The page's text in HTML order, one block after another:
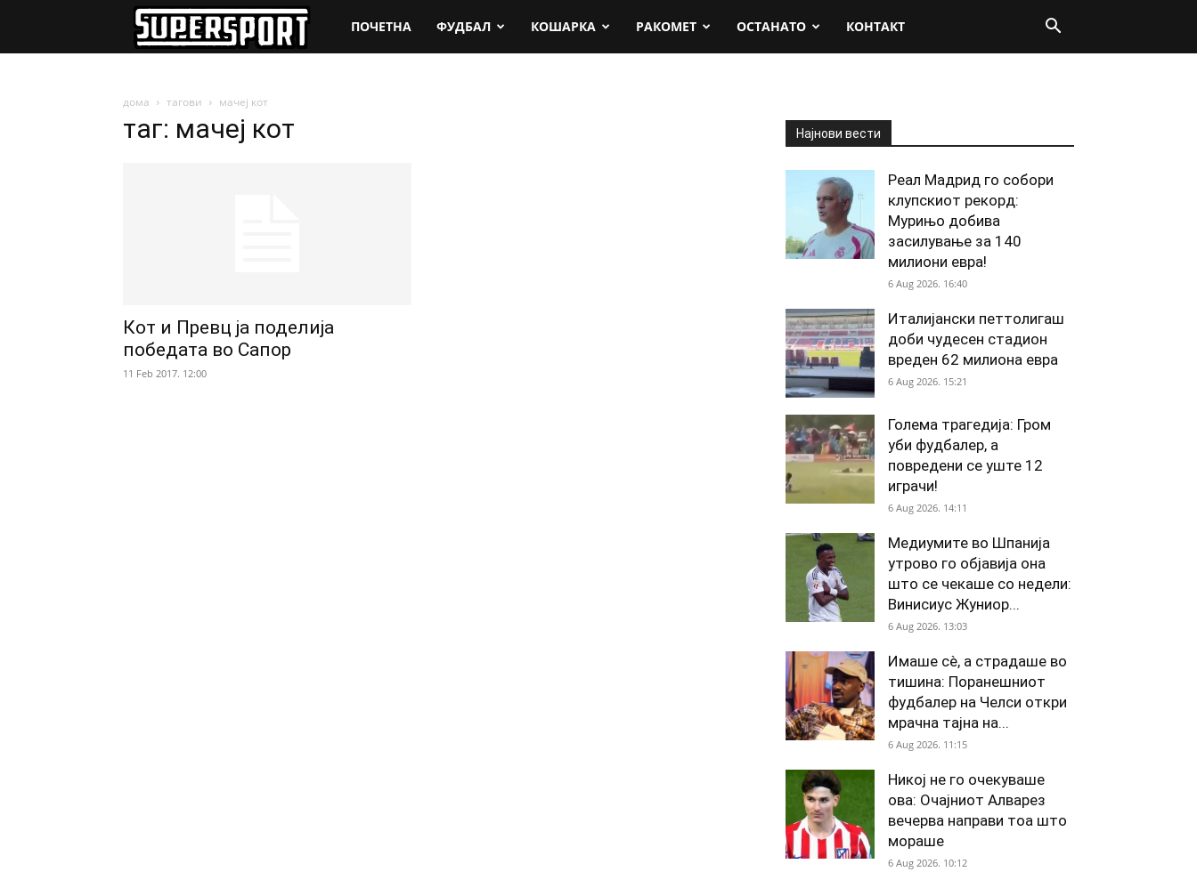
SuperSport.mk
ПОЧЕТНА ФУДБАЛ КОШАРКА РАКОМЕТ ОСТАНАТО КОНТАКТ
дома тагови мачеј кот
таг: мачеј кот
Кот и Превц ја поделија
победата во Сапор
11 Feb 2017. 12:00
Најнови вести
Реал Мадрид го собори
клупскиот рекорд:
Мурињо добива
засилување за 140
милиони евра!
6 Aug 2026. 16:40
Италијански петтолигаш
доби чудесен стадион
вреден 62 милиона евра
6 Aug 2026. 15:21
Голема трагедија: Гром
уби фудбалер, а
повредени се уште 12
играчи!
6 Aug 2026. 14:11
Медиумите во Шпанија
утрово го објавија она
што се чекаше со недели:
Винисиус Жуниор...
6 Aug 2026. 13:03
Имаше сè, а страдаше во
тишина: Поранешниот
фудбалер на Челси откри
мрачна тајна на...
6 Aug 2026. 11:15
Никој не го очекуваше
ова: Очајниот Алварез
вечерва направи тоа што
мораше
6 Aug 2026. 10:12